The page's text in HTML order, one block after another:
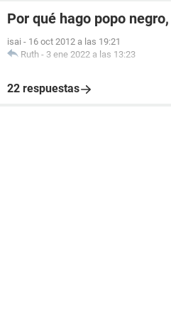
Por qué hago popo
isai - 16 oct 2012 a las 19:21
Ruth - 3 ene 2022 a las 13:23
22 respuestas